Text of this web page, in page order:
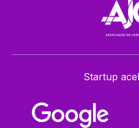
Startup